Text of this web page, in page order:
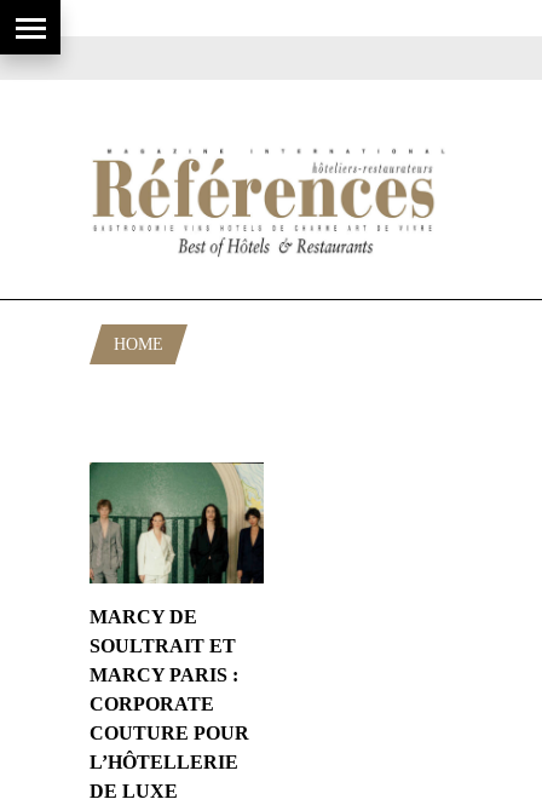
HOME
MARCY DE
SOULTRAIT ET
MARCY PARIS :
CORPORATE
COUTURE POUR
L’HÔTELLERIE
DE LUXE